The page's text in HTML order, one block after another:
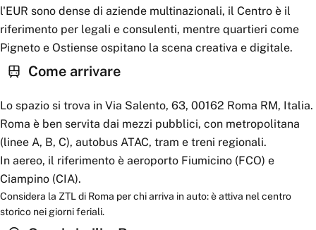
l'EUR sono dense di aziende multinazionali, il Centro è il
riferimento per legali e consulenti, mentre quartieri come
Pigneto e Ostiense ospitano la scena creativa e digitale.
Come arrivare
Lo spazio si trova in Via Salento, 63, 00162 Roma RM, Italia.
Roma è ben servita dai mezzi pubblici, con metropolitana
(linee A, B, C), autobus ATAC, tram e treni regionali.
In aereo, il riferimento è aeroporto Fiumicino (FCO) e
Ciampino (CIA).
Considera la ZTL di Roma per chi arriva in auto: è attiva nel centro
storico nei giorni feriali.